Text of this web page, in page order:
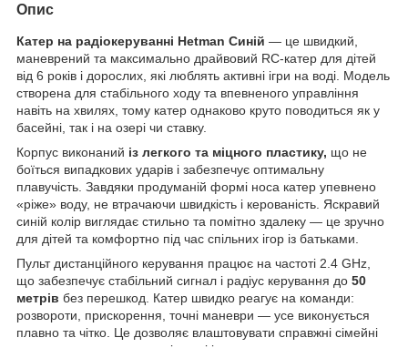
Опис
Катер на радіокеруванні Hetman Синій — це швидкий,
маневрений та максимально драйвовий RC-катер для дітей
від 6 років і дорослих, які люблять активні ігри на воді. Модель
створена для стабільного ходу та впевненого управління
навіть на хвилях, тому катер однаково круто поводиться як у
басейні, так і на озері чи ставку.
Корпус виконаний із легкого та міцного пластику, що не
боїться випадкових ударів і забезпечує оптимальну
плавучість. Завдяки продуманій формі носа катер упевнено
«ріже» воду, не втрачаючи швидкість і керованість. Яскравий
синій колір виглядає стильно та помітно здалеку — це зручно
для дітей та комфортно під час спільних ігор із батьками.
Пульт дистанційного керування працює на частоті 2.4 GHz,
що забезпечує стабільний сигнал і радіус керування до 50
метрів без перешкод. Катер швидко реагує на команди:
розвороти, прискорення, точні маневри — усе виконується
плавно та чітко. Це дозволяє влаштовувати справжні сімейні